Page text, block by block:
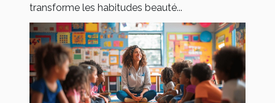
transforme les habitudes beauté...